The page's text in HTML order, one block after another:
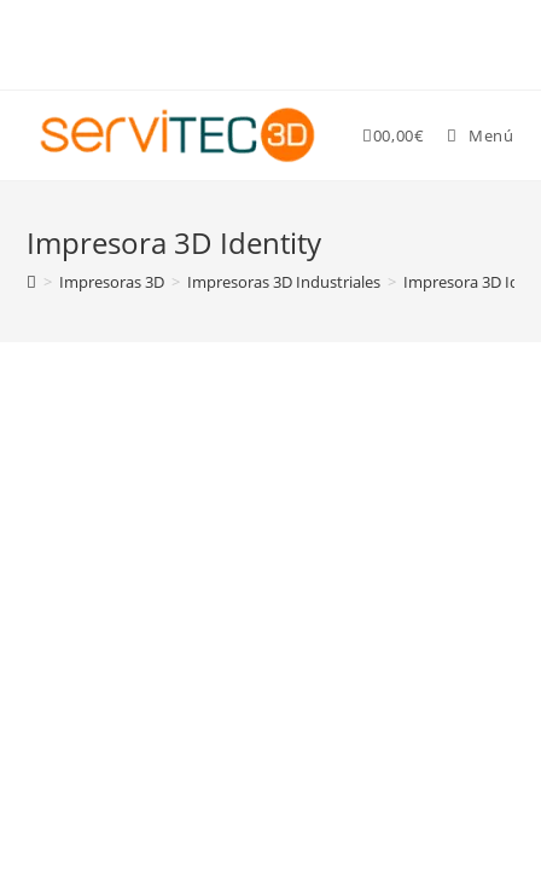
00,00€ Menú
Impresora 3D Identity
> Impresoras 3D > Impresoras 3D Industriales > Impresora 3D